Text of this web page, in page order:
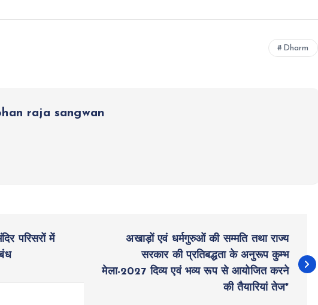
Dharm
raja sangwan
परिसरों में
अखाड़ों एवं धर्मगुरुओं की सम्मति तथा राज्य
सरकार की प्रतिबद्धता के अनुरूप कुम्भ
मेला-2027 दिव्य एवं भव्य रूप से आयोजित करने
की तैयारियां तेज*